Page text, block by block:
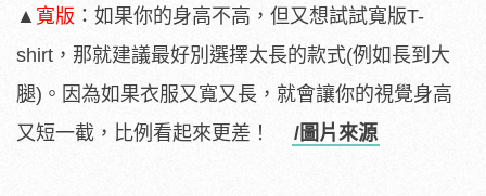
▲ 寬版 ：如果你的身高不高，但又想試試寬版T-
shirt，那就建議最好別選擇太長的款式(例如長到大
腿)。因為如果衣服又寬又長，就會讓你的視覺身高
又短一截，比例看起來更差！ /圖片來源